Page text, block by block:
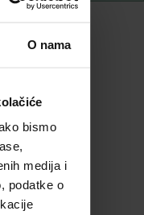
O nama
bismo
medija i
podatke o